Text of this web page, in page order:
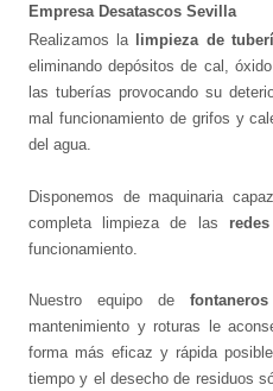
Empresa Desatascos Sevilla
Realizamos la
limpieza de
eliminando depósitos de cal,
las tuberías provocando su
mal funcionamiento de grifos y
del agua.
Disponemos de maquinaria
completa limpieza de las
funcionamiento.
Nuestro equipo de
mantenimiento y roturas le
forma más eficaz y rápida
tiempo y el desecho de residuos